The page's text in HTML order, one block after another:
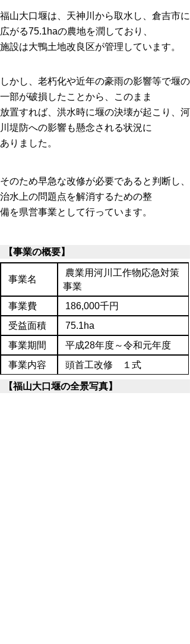
福山大口堰は、天神川から取水し、倉吉市に
広がる75.1haの農地を潤しており、
施設は大鴨土地改良区が管理しています。
しかし、老朽化や近年の豪雨の影響等で堰の
一部が破損したことから、このまま
放置すれば、洪水時に堰の決壊が起こり、河
川堤防への影響も懸念される状況に
ありました。
そのため早急な改修が必要であると判断し、
治水上の問題点を解消するための整
備を県営事業として行っています。
【事業の概要】
事業名
農業用河川工作物応急対策
事業
事業費
186,000千円
受益面積
75.1ha
事業期間
平成28年度～令和元年度
事業内容
頭首工改修 １式
【福山大口堰の全景写真】